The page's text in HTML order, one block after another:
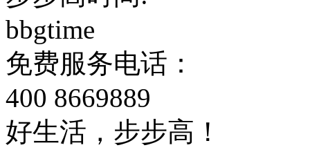
bbgtime
免费服务电话：
400 8669889
好生活，步步高！